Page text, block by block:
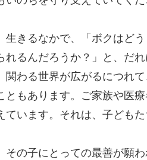
きるなかで、「ボクはど
るんだろうか？」と、だ
わる世界が広がるにつれ
もあります。ご家族や医
います。それは、子ども
の子にとっての最善が願